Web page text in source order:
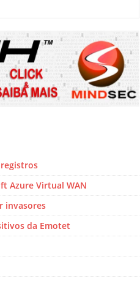
Azure Virtual WAN
invasores
da Emotet